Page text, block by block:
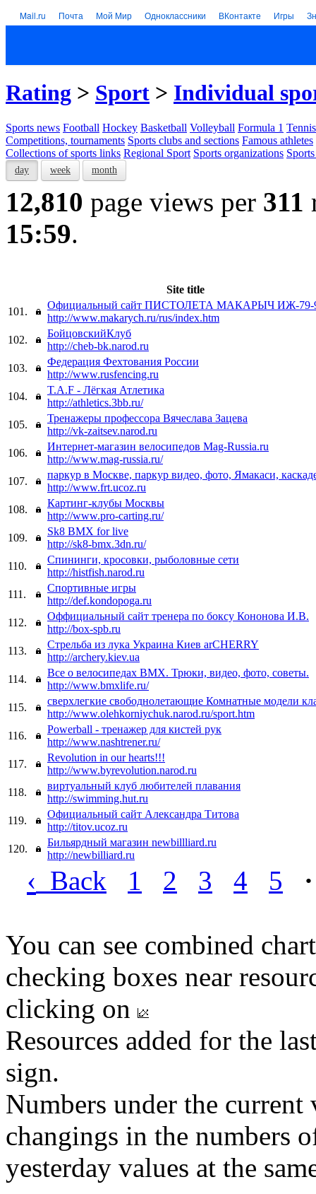
Mail.ru Почта Мой Мир Одноклассники ВКонтакте Игры
Rating > Sport > Individual
Sports news Football Hockey Basketball Volleyball Formula 1 Tennis
Competitions, tournaments Sports clubs and sections Famous athletes
Collections of sports links Regional Sport Sports organizations
day week month
12,810 page views per 311
15:59.
Site title
101.
Официальный сайт ПИСТОЛЕТА МАКАРЫЧ ИЖ-79-
http://www.makarych.ru/rus/index.htm
102.
БойцовскийКлуб
http://cheb-bk.narod.ru
103.
Федерация Фехтования России
http://www.rusfencing.ru
104.
T.A.F - Лёгкая Атлетика
http://athletics.3bb.ru/
105.
Тренажеры профессора Вячеслава Зацева
http://vk-zaitsev.narod.ru
106.
Интернет-магазин велосипедов Mag-Russia.ru
http://www.mag-russia.ru/
107.
паркур в Москве, паркур видео, фото, Ямакаси,
http://www.frt.ucoz.ru
108.
Картинг-клубы Москвы
http://www.pro-carting.ru/
109.
Sk8 BMX for live
http://sk8-bmx.3dn.ru/
110.
Спининги, кросовки, рыболовные сети
http://histfish.narod.ru
111.
Спортивные игры
http://def.kondopoga.ru
112.
Оффициальный сайт тренера по боксу Кононова И.В.
http://box-spb.ru
113.
Стрельба из лука Украина Киев arCHERRY
http://archery.kiev.ua
114.
Все о велосипедах BMX. Трюки, видео, фото, советы.
http://www.bmxlife.ru/
115.
сверхлегкие свободнолетающие Комнатные модели
http://www.olehkorniychuk.narod.ru/sport.htm
116.
Powerball - тренажер для кистей рук
http://www.nashtrener.ru/
117.
Revolution in our hearts!!!
http://www.byrevolution.narod.ru
118.
виртуальный клуб любителей плавания
http://swimming.hut.ru
119.
Официальный сайт Александра Титова
http://titov.ucoz.ru
120.
Бильярдный магазин newbillliard.ru
http://newbilliard.ru
‹ Back 1 2 3 4 5
You can see combined
checking boxes near
clicking on
Resources added for the
sign.
Numbers under the
changings in the numbers
yesterday values at the